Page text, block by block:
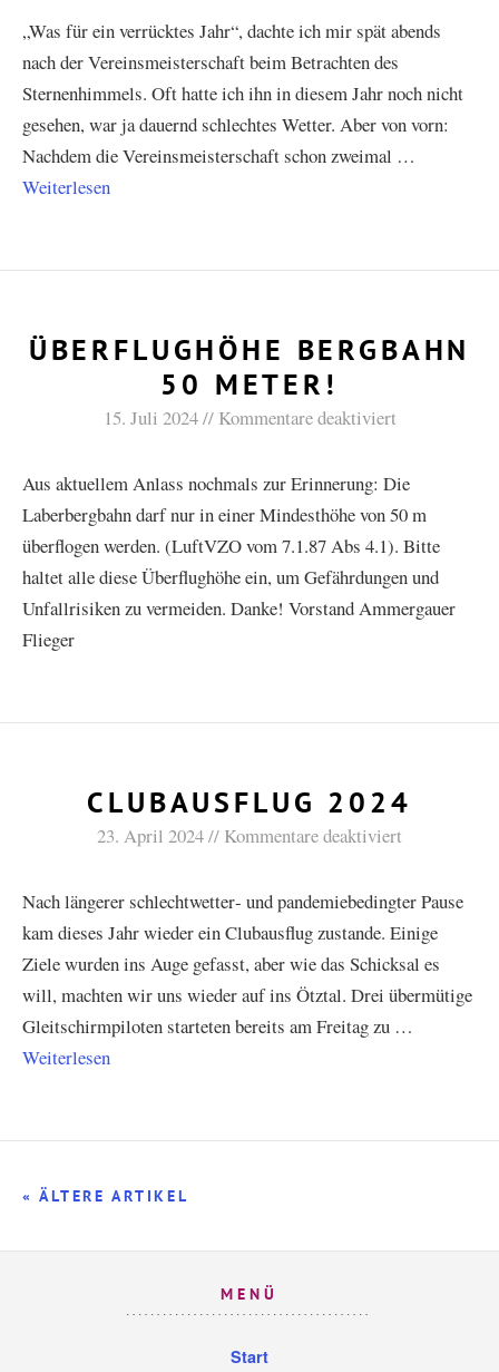
„Was für ein verrücktes Jahr“, dachte ich mir spät abends
nach der Vereinsmeisterschaft beim Betrachten des
Sternenhimmels. Oft hatte ich ihn in diesem Jahr noch nicht
gesehen, war ja dauernd schlechtes Wetter. Aber von vorn:
Nachdem die Vereinsmeisterschaft schon zweimal …
Weiterlesen
ÜBERFLUGHÖHE BERGBAHN
50 METER!
15. Juli 2024 Kommentare deaktiviert
Aus aktuellem Anlass nochmals zur Erinnerung: Die
Laberbergbahn darf nur in einer Mindesthöhe von 50 m
überflogen werden. (LuftVZO vom 7.1.87 Abs 4.1). Bitte
haltet alle diese Überflughöhe ein, um Gefährdungen und
Unfallrisiken zu vermeiden. Danke! Vorstand Ammergauer
Flieger
CLUBAUSFLUG 2024
23. April 2024 Kommentare deaktiviert
Nach längerer schlechtwetter‑ und pandemiebedingter Pause
kam dieses Jahr wieder ein Clubausflug zustande. Einige
Ziele wurden ins Auge gefasst, aber wie das Schicksal es
will, machten wir uns wieder auf ins Ötztal. Drei übermütige
Gleitschirmpiloten starteten bereits am Freitag zu …
Weiterlesen
« ÄLTERE ARTIKEL
MENÜ
Start